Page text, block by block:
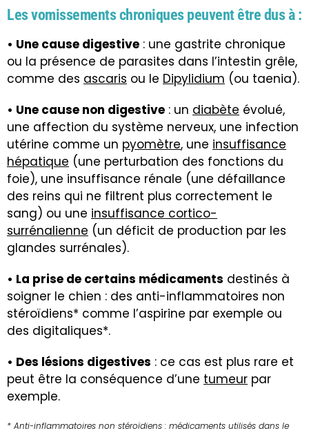
Les vomissements chroniques peuvent être dus à :
• Une cause digestive : une gastrite chronique
ou la présence de parasites dans l’intestin grêle,
comme des ascaris ou le Dipylidium (ou taenia).
• Une cause non digestive : un diabète évolué,
une affection du système nerveux, une infection
utérine comme un pyomètre, une insuffisance
hépatique (une perturbation des fonctions du
foie), une insuffisance rénale (une défaillance
des reins qui ne filtrent plus correctement le
sang) ou une insuffisance cortico-
surrénalienne (un déficit de production par les
glandes surrénales).
• La prise de certains médicaments destinés à
soigner le chien : des anti-inflammatoires non
stéroïdiens* comme l’aspirine par exemple ou
des digitaliques*.
• Des lésions digestives : ce cas est plus rare et
peut être la conséquence d’une tumeur par
exemple.
* Anti-inflammatoires non stéroïdiens : médicaments utilisés dans le